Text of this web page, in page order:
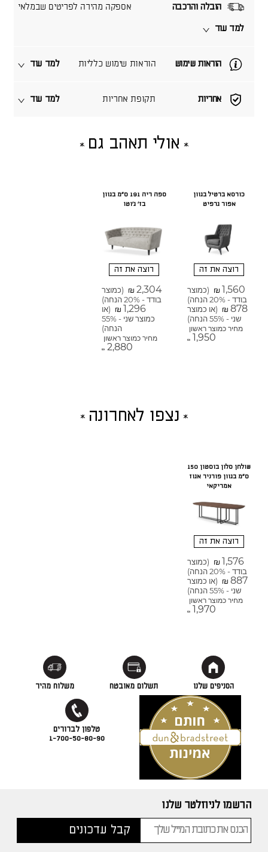
אחריות תקופת אחריות למד עוד
הוראות שימוש הוראות שימוש כלליות למד עוד
הובלה והרכבה אספקה מהירה לפריטים שבמלאי
למד עוד
אולי תאהב גם
כורסא ברטיל בגוון
אפור גרפיט
רוצה את זה
₪ 1,560
(כמוצר
בודד - 20% הנחה)
₪ 878
(או כמוצר
שני - 55% הנחה)
מחיר כמוצר ראשון
₪ 1,950
ספה ריה 191 ס"מ בגוון
בז' ג'וטו
רוצה את זה
₪ 2,304
(כמוצר
בודד - 20% הנחה)
₪ 1,296
(או
כמוצר שני - 55%
הנחה)
מחיר כמוצר ראשון
₪ 2,880
נצפו לאחרונה
שולחן סלון בוסטון 150
ס"מ בגוון פורניר אגוז
אמריקאי
רוצה את זה
₪ 1,576
(כמוצר
בודד - 20% הנחה)
₪ 887
(או כמוצר
שני - 55% הנחה)
מחיר כמוצר ראשון
₪ 1,970
הסניפים שלנו תשלום מאובטח משלוח מהיר
1-700-50-80-90
הרשמו לניוזלטר שלנו